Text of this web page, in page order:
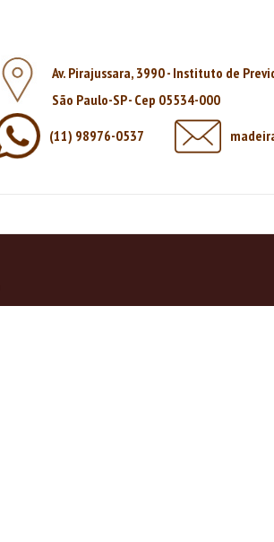
Av. Pirajussara, 3990 - Instituto de
São Paulo-SP - Cep 05534-000
(11) 98976-0537